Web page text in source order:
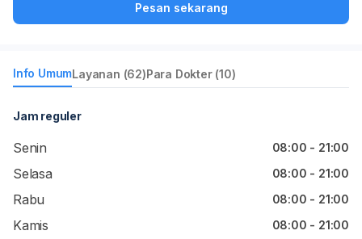
Pesan sekarang
Info UmumLayanan (62)Para Dokter (10)
Jam reguler
Senin 08:00 - 21:00
Selasa 08:00 - 21:00
Rabu 08:00 - 21:00
Kamis 08:00 - 21:00